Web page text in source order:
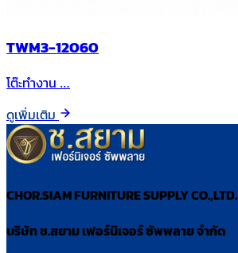
TWM3-12060
โต๊ะทำงาน …
ดูเพิ่มเติม
CHOR.SIAM FURNITURE SUPPLY CO.,LTD.
บริษัท ช.สยาม เฟอร์นิเจอร์ ซัพพลาย จำกัด